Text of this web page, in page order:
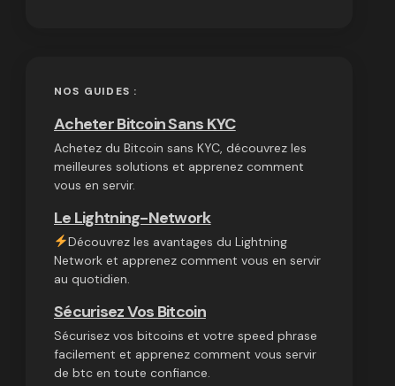
NOS GUIDES :
Acheter Bitcoin Sans KYC
Achetez du Bitcoin sans KYC, découvrez les
meilleures solutions et apprenez comment
vous en servir.
Le Lightning-Network
Découvrez les avantages du Lightning
Network et apprenez comment vous en servir
au quotidien.
Sécurisez Vos Bitcoin
Sécurisez vos bitcoins et votre speed phrase
facilement et apprenez comment vous servir
de btc en toute confiance.